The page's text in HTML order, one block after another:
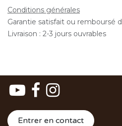
Conditions générales
Garantie satisfait ou remboursé
Livraison : 2-3 jours ouvrables
Entrer en contact